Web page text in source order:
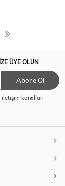
ÜYE OLUN
Abone Ol
iletişim kanalları